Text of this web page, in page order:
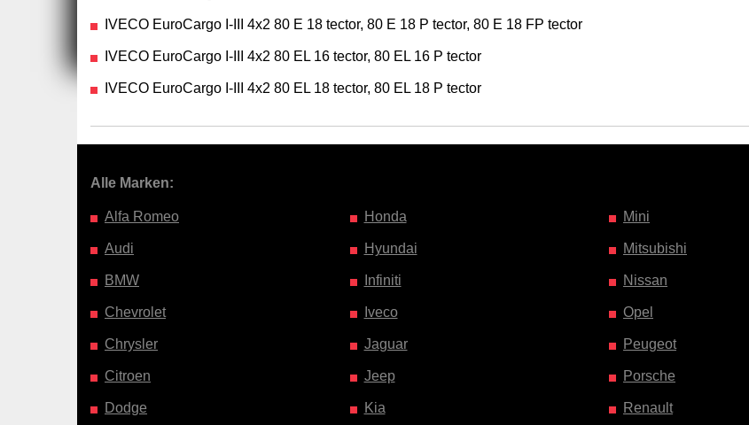
IVECO EuroCargo I-III 4x2 80 E 18 tector, 80 E 18 P tector, 80 E 18 FP tector
IVECO EuroCargo I-III 4x2 80 EL 16 tector, 80 EL 16 P tector
IVECO EuroCargo I-III 4x2 80 EL 18 tector, 80 EL 18 P tector
Alle Marken:
Alfa Romeo
Audi
BMW
Chevrolet
Chrysler
Citroen
Dodge
Honda
Hyundai
Infiniti
Iveco
Jaguar
Jeep
Kia
Mini
Mitsubishi
Nissan
Opel
Peugeot
Porsche
Renault